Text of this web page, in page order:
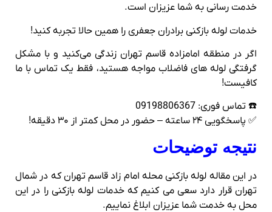
خدمت‌ رسانی به شما عزیزان است.
خدمات لوله بازکنی برادران جعفری را همین حالا تجربه کنید!
اگر در منطقه امامزاده قاسم تهران زندگی می‌کنید و با مشکل
گرفتگی لوله‌ های فاضلاب مواجه هستید، فقط یک تماس با ما
کافیست!
☎️ تماس فوری: 09198806367
✅ پاسخگویی ۲۴ ساعته – حضور در محل کمتر از ۳۰ دقیقه!
نتیجه توضیحات
در این مقاله لوله بازکنی محله امام زاد قاسم تهران که در شمال
تهران قرار دارد سعی می کنیم که خدمات لوله بازکنی را در این
محل به خدمت شما عزیزان ابلاغ نماییم.